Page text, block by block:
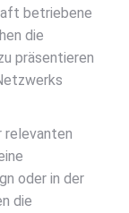
betriebene
die
präsentieren
relevanten
oder in der
die